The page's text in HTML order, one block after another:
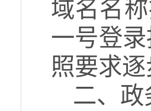
域名名
一号登
照要求逐
二、